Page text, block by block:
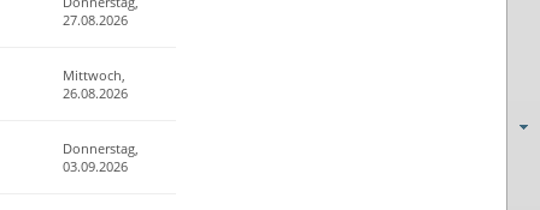
27.08.2026
Mittwoch,
26.08.2026
Donnerstag,
03.09.2026